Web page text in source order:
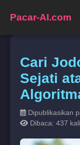
Pacar-AI.com
Cari
Sejati
Dipublikasikan
Dibaca: 437 kali